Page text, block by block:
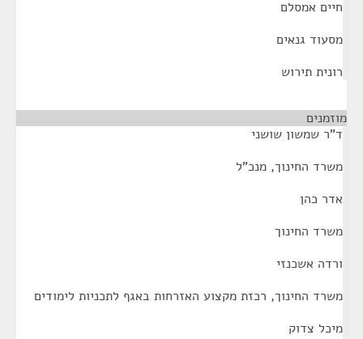
חיים אמסלם
מסעוד גנאים
רונית תירוש
מוזמנים
ד"ר שמשון שושני
משרד החינוך, מנכ"ל
אדר כהן
משרד החינוך
ורדה אשכנזי
משרד החינוך, רכזת מקצוע האזרחות באגף לתכניות לימודים
מיכל צדוק